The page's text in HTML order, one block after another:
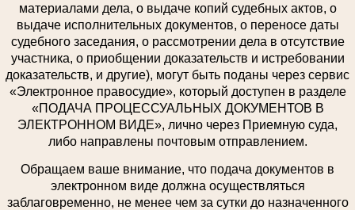
материалами дела, о выдаче копий судебных актов, о
выдаче исполнительных документов, о переносе даты
судебного заседания, о рассмотрении дела в отсутствие
участника, о приобщении доказательств и истребовании
доказательств, и другие), могут быть поданы через сервис
«Электронное правосудие», который доступен в разделе
«ПОДАЧА ПРОЦЕССУАЛЬНЫХ ДОКУМЕНТОВ В
ЭЛЕКТРОННОМ ВИДЕ», лично через Приемную суда,
либо направлены почтовым отправлением.
Обращаем ваше внимание, что подача документов в
электронном виде должна осуществляться
заблаговременно, не менее чем за сутки до назначенного